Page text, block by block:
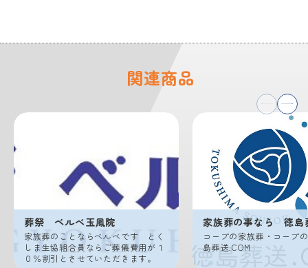
関連商品
葬祭 ベルべ玉鳳院
家族葬のことならベルべです とく
しま生協組合員ならご葬儀費用が１
０％割引とさせていただきます。
家族葬の事なら 徳島
コープの家族葬・コープ
島葬送.COM